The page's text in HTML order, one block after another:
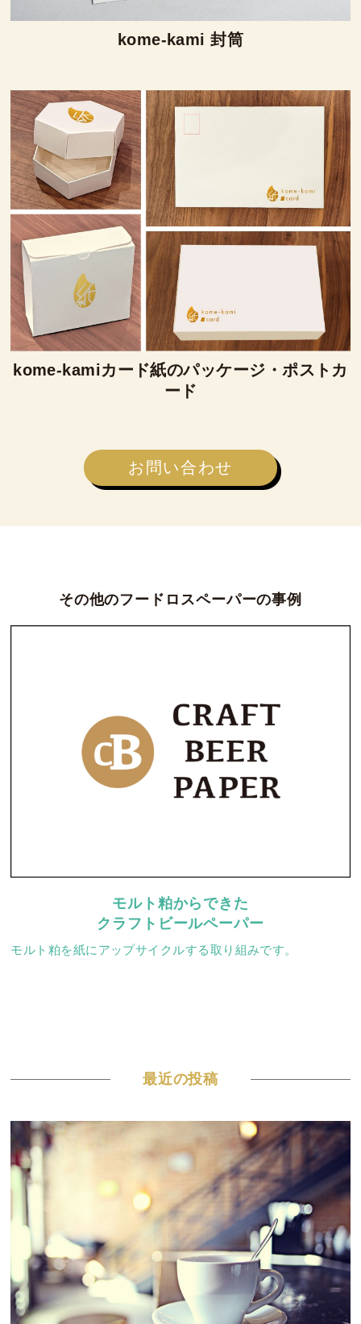
kome-kami 封筒
kome-kamiカード紙のパッケージ・ポストカ
ード
お問い合わせ
その他のフードロスペーパーの事例
モルト粕からできた
クラフトビールペーパー
モルト粕を紙にアップサイクルする取り組みです。
最近の投稿